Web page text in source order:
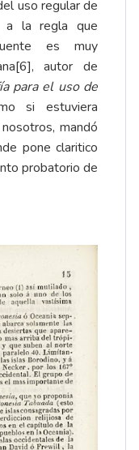
uso regular de
a la regla que
es muy
[6], autor de
para el uso de
si estuviera
mandó
pone claritico
probatorio de